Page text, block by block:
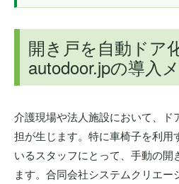
開き戸を自動ドア
autodoor.jpの導入
介護現場や法人施設において、ド
担が生じます。特に車椅子を利用
いるスタッフにとって、手動の
ます。合同会社システムクリエー